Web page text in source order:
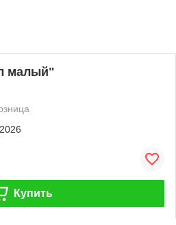
малый"
Купить